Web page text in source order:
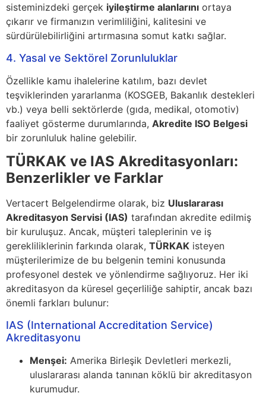
sisteminizdeki gerçek iyileştirme alanlarını ortaya
çıkarır ve firmanızın verimliliğini, kalitesini ve
sürdürülebilirliğini artırmasına somut katkı sağlar.
4. Yasal ve Sektörel Zorunluluklar
Özellikle kamu ihalelerine katılım, bazı devlet
teşviklerinden yararlanma (KOSGEB, Bakanlık destekleri
vb.) veya belli sektörlerde (gıda, medikal, otomotiv)
faaliyet gösterme durumlarında, Akredite ISO Belgesi
bir zorunluluk haline gelebilir.
TÜRKAK ve IAS Akreditasyonları:
Benzerlikler ve Farklar
Vertacert Belgelendirme olarak, biz Uluslararası
Akreditasyon Servisi (IAS) tarafından akredite edilmiş
bir kuruluşuz. Ancak, müşteri taleplerinin ve iş
gerekliliklerinin farkında olarak, TÜRKAK isteyen
müşterilerimize de bu belgenin temini konusunda
profesyonel destek ve yönlendirme sağlıyoruz. Her iki
akreditasyon da küresel geçerliliğe sahiptir, ancak bazı
önemli farkları bulunur:
IAS (International Accreditation Service)
Akreditasyonu
Menşei: Amerika Birleşik Devletleri merkezli,
uluslararası alanda tanınan köklü bir akreditasyon
kurumudur.